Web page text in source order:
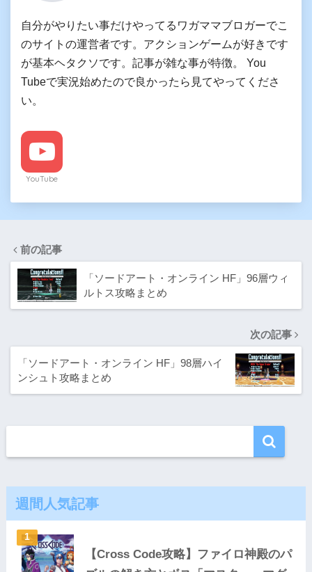
自分がやりたい事だけやってるワガママブロガーでこ
のサイトの運営者です。アクションゲームが好きです
が基本ヘタクソです。記事が雑な事が特徴。 You
Tubeで実況始めたので良かったら見てやってくださ
い。
YouTube
前の記事
「ソードアート・オンライン HF」96層ウィ
ルトス攻略まとめ
次の記事
「ソードアート・オンライン HF」98層ハイ
ンシュト攻略まとめ
週間人気記事
【Cross Code攻略】ファイロ神殿のパ